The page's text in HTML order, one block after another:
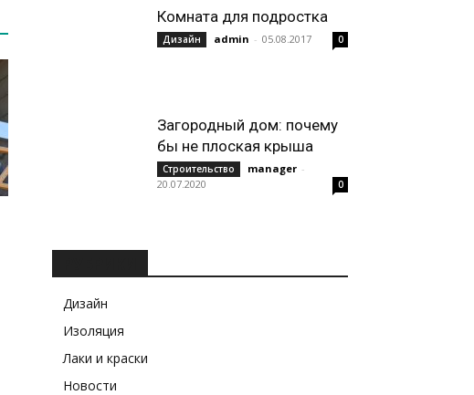
Комната для подростка
Дизайн admin - 05.08.2017 0
Загородный дом: почему
бы не плоская крыша
Строительство manager -
20.07.2020
0
Дизайн
Изоляция
Лаки и краски
Новости